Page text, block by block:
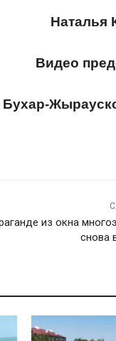
Видео
из окна
снова